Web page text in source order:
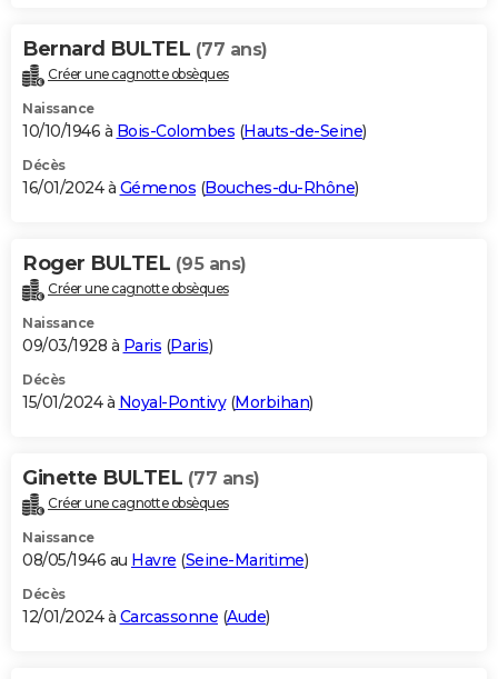
Bernard BULTEL (77 ans)
Créer une cagnotte obsèques
Naissance
10/10/1946 à Bois-Colombes (Hauts-de-Seine)
Décès
16/01/2024 à Gémenos (Bouches-du-Rhône)
Roger BULTEL (95 ans)
Créer une cagnotte obsèques
Naissance
09/03/1928 à Paris (Paris)
Décès
15/01/2024 à Noyal-Pontivy(Morbihan)
Ginette BULTEL (77 ans)
Créer une cagnotte obsèques
Naissance
08/05/1946 au Havre (Seine-Maritime)
Décès
12/01/2024 à Carcassonne (Aude)